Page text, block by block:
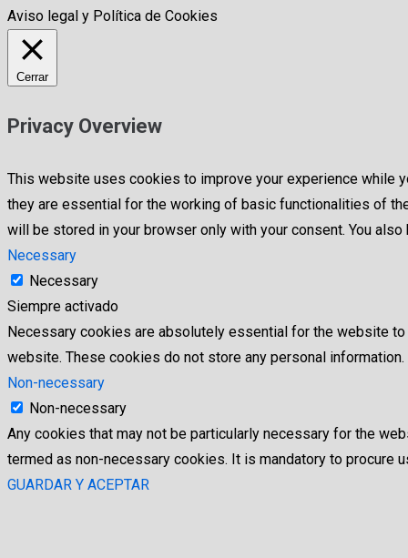
Aviso legal y Política de Cookies
Cerrar
Privacy Overview
This website uses cookies to improve your experience while
they are essential for the working of basic functionalities of
will be stored in your browser only with your consent. You
Necessary
Necessary
Siempre activado
Necessary cookies are absolutely essential for the website
website. These cookies do not store any personal information.
Non-necessary
Non-necessary
Any cookies that may not be particularly necessary for the
termed as non-necessary cookies. It is mandatory to procure
GUARDAR Y ACEPTAR